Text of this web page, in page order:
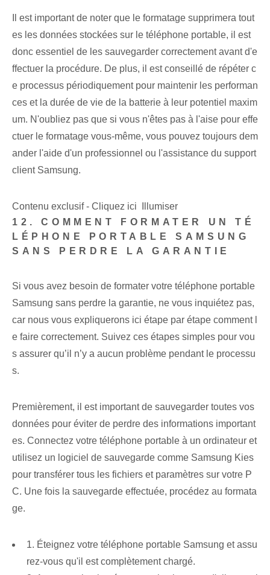
Il est important de noter que le formatage supprimera tout
es les données stockées sur le téléphone portable, il est
donc essentiel de les sauvegarder correctement avant d'e
ffectuer la procédure. De plus, il est conseillé de répéter c
e processus périodiquement pour maintenir les performan
ces et la durée de vie de la batterie à leur potentiel maxim
um. N'oubliez pas que si vous n'êtes pas à l'aise pour effe
ctuer le formatage vous-même, vous pouvez toujours dem
ander l'aide d'un professionnel ou l'assistance du support
client Samsung.
Contenu exclusif - Cliquez ici Illumiser
12. COMMENT FORMATER UN TÉ
LÉPHONE PORTABLE SAMSUNG
SANS PERDRE LA GARANTIE
Si vous avez besoin de formater votre téléphone portable
Samsung sans perdre la garantie, ne vous inquiétez pas,
car nous vous expliquerons ici étape par étape comment l
e faire correctement. Suivez ces étapes simples pour vou
s assurer qu’il n’y a aucun problème pendant le processu
s.
Premièrement, il est important de sauvegarder toutes vos
données pour éviter de perdre des informations important
es. Connectez votre téléphone portable à un ordinateur et
utilisez un logiciel de sauvegarde comme Samsung Kies
pour transférer tous les fichiers et paramètres sur votre P
C. Une fois la sauvegarde effectuée, procédez au formata
ge.
1. Éteignez votre téléphone portable Samsung et assu
rez-vous qu'il est complètement chargé.